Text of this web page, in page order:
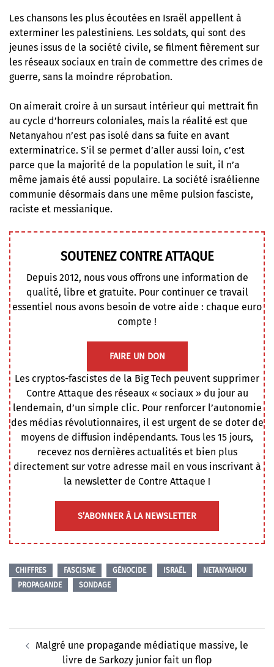
Les chansons les plus écoutées en Israël appellent à
exterminer les palestiniens. Les soldats, qui sont des
jeunes issus de la société civile, se filment fièrement sur
les réseaux sociaux en train de commettre des crimes de
guerre, sans la moindre réprobation.
On aimerait croire à un sursaut intérieur qui mettrait fin
au cycle d’horreurs coloniales, mais la réalité est que
Netanyahou n’est pas isolé dans sa fuite en avant
exterminatrice. S’il se permet d’aller aussi loin, c’est
parce que la majorité de la population le suit, il n’a
même jamais été aussi populaire. La société israélienne
communie désormais dans une même pulsion fasciste,
raciste et messianique.
SOUTENEZ CONTRE ATTAQUE
Depuis 2012, nous vous offrons une information de
qualité, libre et gratuite. Pour continuer ce travail
essentiel nous avons besoin de votre aide : chaque euro
compte !
FAIRE UN DON
Les cryptos-fascistes de la Big Tech peuvent supprimer
Contre Attaque des réseaux « sociaux » du jour au
lendemain, d’un simple clic. Pour renforcer l’autonomie
des médias révolutionnaires, il est urgent de se doter de
moyens de diffusion indépendants. Tous les 15 jours,
recevez nos dernières actualités et bien plus
directement sur votre adresse mail en vous inscrivant à
la newsletter de Contre Attaque !
S’ABONNER À LA NEWSLETTER
CHIFFRES FASCISME GÉNOCIDE ISRAËL
NETANYAHOU
PROPAGANDE
SONDAGE
d’articleMalgré une propagande médiatique massive, le
livre de Sarkozy junior fait un flop